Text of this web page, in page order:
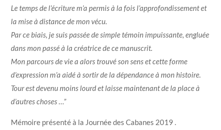
Le temps de l’écriture m’a permis à la fois l’approfondissement et
la mise à distance de mon vécu.
Par ce biais, je suis passée de simple témoin impuissante, engluée
dans mon passé à la créatrice de ce manuscrit.
Mon parcours de vie a alors trouvé son sens et cette forme
d’expression m’a aidé à sortir de la dépendance à mon histoire.
Tour est devenu moins lourd et laisse maintenant de la place à
d’autres choses …”
Mémoire présenté à la Journée des Cabanes 2019 .